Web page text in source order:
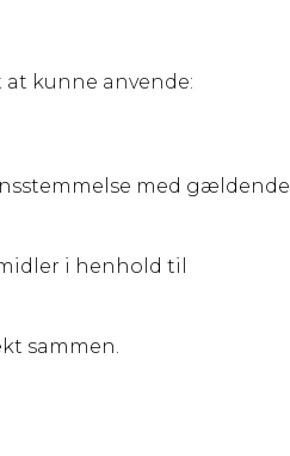
kunne anvende:
med gældende
i henhold til
sammen.